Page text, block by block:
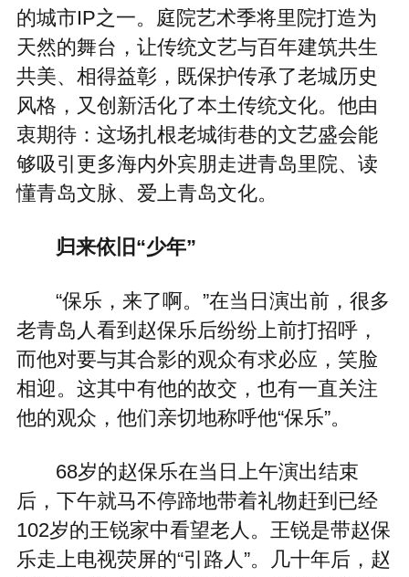
的城市IP之一。庭院艺术季将里院打造为
天然的舞台，让传统文艺与百年建筑共生
共美、相得益彰，既保护传承了老城历史
风格，又创新活化了本土传统文化。他由
衷期待：这场扎根老城街巷的文艺盛会能
够吸引更多海内外宾朋走进青岛里院、读
懂青岛文脉、爱上青岛文化。
归来依旧“少年”
“保乐，来了啊。”在当日演出前，很多
老青岛人看到赵保乐后纷纷上前打招呼，
而他对要与其合影的观众有求必应，笑脸
相迎。这其中有他的故交，也有一直关注
他的观众，他们亲切地称呼他“保乐”。
68岁的赵保乐在当日上午演出结束
后，下午就马不停蹄地带着礼物赶到已经
102岁的王锐家中看望老人。王锐是带赵保
乐走上电视荧屏的“引路人”。几十年后，赵